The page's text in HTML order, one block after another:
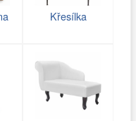
Křesílka